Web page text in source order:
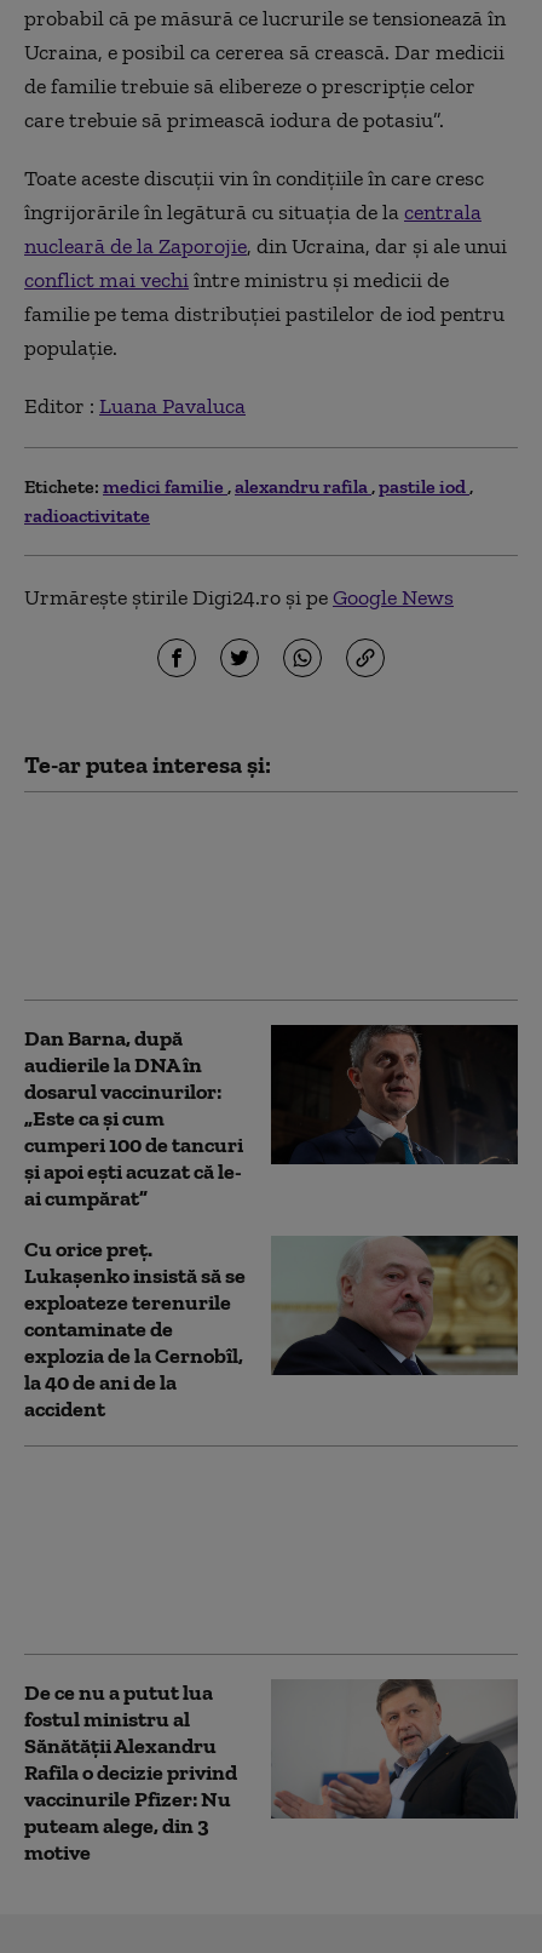
probabil că pe măsură ce lucrurile se tensionează în
Ucraina, e posibil ca cererea să crească. Dar medicii
de familie trebuie să elibereze o prescripție celor
care trebuie să primească iodura de potasiu”.
Toate aceste discuții vin în condițiile în care cresc
îngrijorările în legătură cu situația de lacentrala
nucleară de la Zaporojie, din Ucraina, dar și ale unui
conflict mai vechiîntre ministru și medicii de
familie pe tema distribuției pastilelor de iod pentru
populație.
Editor : Luana Pavaluca
Etichete: medici familie alexandru rafila pastile iod
radioactivitate
Urmărește știrile Digi24.ro și peGoogle News
Te-ar putea interesa și:
Dan Barna, după
audierile la DNA în
dosarul vaccinurilor:
„Este ca și cum
cumperi 100 de tancuri
și apoi ești acuzat că le-
ai cumpărat”
Cu orice preț.
Lukașenko insistă să se
exploateze terenurile
contaminate de
explozia de la Cernobîl,
la 40 de ani de la
accident
De ce nu a putut lua
fostul ministru al
Sănătății Alexandru
Rafila o decizie privind
vaccinurile Pfizer: Nu
puteam alege, din 3
motive